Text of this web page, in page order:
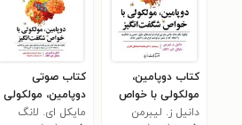
کتاب دوپامین،
مولکولی با خواص
شگفت انگیز
دانیل ز. لیبرمن
کتاب صوتی
دوپامین، مولکولی
با خواص شگفت
مایکل ای. لانگ